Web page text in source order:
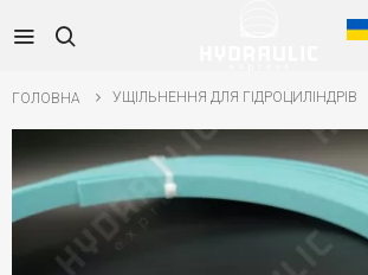
ГОЛОВНА УЩІЛЬНЕННЯ ДЛЯ ГІДРОЦИЛІНДРІВ